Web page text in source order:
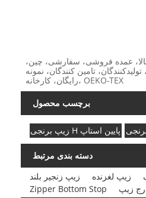
عمده فروشی، سفارشی، چین،
تامین کنندگان، نمونه
رایگان، کارخانه، OEKO-TEX
برچسب محصول
زیپ برنجی H پایین استاپ
دسته بندی مرتبط
زیپ زنجیر بلند
زیپ لغزنده
Zipper Bottom Stop
زیپ